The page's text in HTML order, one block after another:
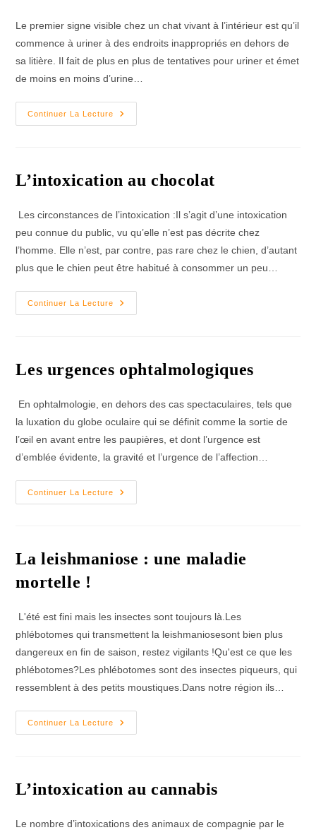
Le premier signe visible chez un chat vivant à l’intérieur est qu’il
commence à uriner à des endroits inappropriés en dehors de
sa litière. Il fait de plus en plus de tentatives pour uriner et émet
de moins en moins d’urine…
Continuer La Lecture
Et
Si
Uriner?
L’intoxication au chocolat
Les circonstances de l’intoxication :Il s’agit d’une intoxication
peu connue du public, vu qu’elle n’est pas décrite chez
l’homme. Elle n’est, par contre, pas rare chez le chien, d’autant
plus que le chien peut être habitué à consommer un peu…
Continuer La Lecture
L’intoxication
Au
Les urgences ophtalmologiques
En ophtalmologie, en dehors des cas spectaculaires, tels que
la luxation du globe oculaire qui se définit comme la sortie de
l’œil en avant entre les paupières, et dont l’urgence est
d’emblée évidente, la gravité et l’urgence de l’affection…
Continuer La Lecture
Les
Urgences
La leishmaniose : une maladie
mortelle !
L'été est fini mais les insectes sont toujours là.Les
phlébotomes qui transmettent la leishmaniosesont bien plus
dangereux en fin de saison, restez vigilants !Qu'est ce que les
phlébotomes?Les phlébotomes sont des insectes piqueurs, qui
ressemblent à des petits moustiques.​Dans notre région ils…
Continuer La Lecture
La
Leishmaniose
L’intoxication au cannabis
Le nombre d’intoxications des animaux de compagnie par le